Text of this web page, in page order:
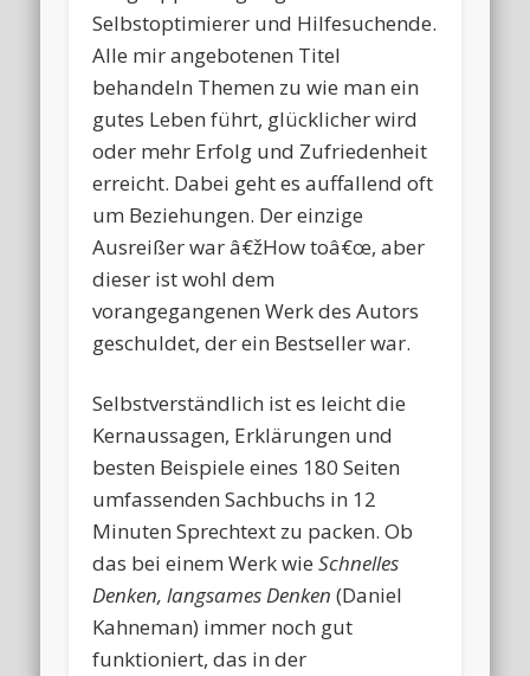
Selbstoptimierer und Hilfesuchende.
Alle mir angebotenen Titel
behandeln Themen zu wie man ein
gutes Leben führt, glücklicher wird
oder mehr Erfolg und Zufriedenheit
erreicht. Dabei geht es auffallend oft
um Beziehungen. Der einzige
Ausreißer war â€žHow toâ€œ, aber
dieser ist wohl dem
vorangegangenen Werk des Autors
geschuldet, der ein Bestseller war.
Selbstverständlich ist es leicht die
Kernaussagen, Erklärungen und
besten Beispiele eines 180 Seiten
umfassenden Sachbuchs in 12
Minuten Sprechtext zu packen. Ob
das bei einem Werk wieSchnelles
Denken, langsames Denken (Daniel
Kahneman) immer noch gut
funktioniert, das in der